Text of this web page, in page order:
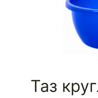
Таз